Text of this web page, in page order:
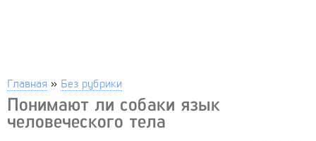
Главная » Без рубрики
Понимают ли собаки язык
человеческого тела